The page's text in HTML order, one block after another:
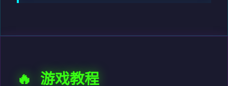
🔥 游戏教程